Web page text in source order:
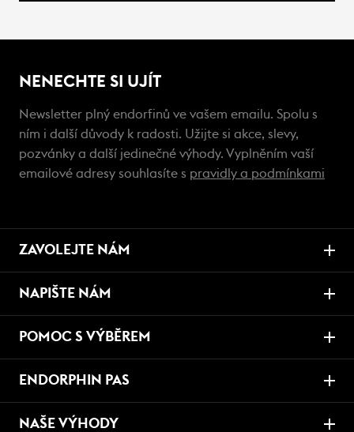
NENECHTE SI UJÍT
Newsletter plný endorfinů ve vašem emailu. Spolu s
ním i další důvody k radosti. Užijte si akce, slevy,
pozvánky a další jedinečné výhody. Vyplněním vaší
emailové adresy souhlasíte s pravidly a podmínkami
ZAVOLEJTE NÁM
NAPIŠTE NÁM
POMOC S VÝBĚREM
ENDORPHIN PAS
NAŠE VÝHODY